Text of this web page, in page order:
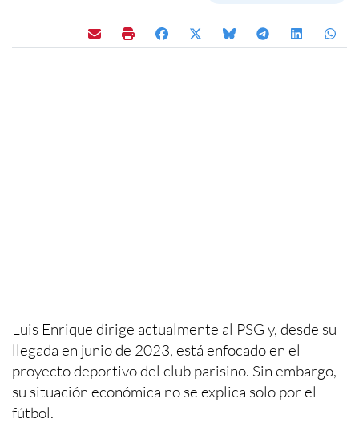
Luis Enrique dirige actualmente al PSG y, desde su
llegada en junio de 2023, está enfocado en el
proyecto deportivo del club parisino. Sin embargo,
su situación económica no se explica solo por el
fútbol.